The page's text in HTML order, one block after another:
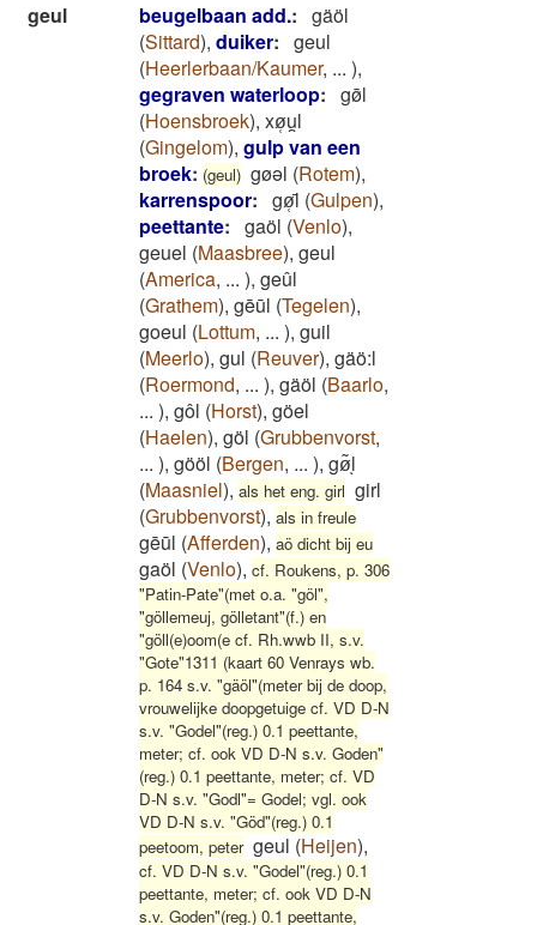
geul
beugelbaan add.: gäöl
(Sittard), duiker: geul
(Heerlerbaan/Kaumer, ... ),
gegraven waterloop: gø̄l
(Hoensbroek), xø̜u̯l
(Gingelom), gulp van een
broek: (geul) gøəl (Rotem),
karrenspoor: gø̜̄l (Gulpen),
peettante: gaöl (Venlo),
geuel (Maasbree), geul
(America, ... ), geûl
(Grathem), gēūl (Tegelen),
goeul (Lottum, ... ), guil
(Meerlo), gul (Reuver), gäö:l
(Roermond, ... ), gäöl (Baarlo,
... ), gôl (Horst), göel
(Haelen), göl (Grubbenvorst,
... ), gööl (Bergen, ... ), gø͂ͅl
(Maasniel), als het eng. girl girl
(Grubbenvorst), als in freule
gēūl (Afferden), aö dicht bij eu
gaöl (Venlo), cf. Roukens, p. 306
"Patin-Pate"(met o.a. "göl",
"göllemeuj, gölletant"(f.) en
"göll(e)oom(e cf. Rh.wwb II, s.v.
"Gote"1311 (kaart 60 Venrays wb.
p. 164 s.v. "gäöl"(meter bij de doop,
vrouwelijke doopgetuige cf. VD D-N
s.v. "Godel"(reg.) 0.1 peettante,
meter; cf. ook VD D-N s.v. Goden"
(reg.) 0.1 peettante, meter; cf. VD
D-N s.v. "Godl"= Godel; vgl. ook
VD D-N s.v. "Göd"(reg.) 0.1
peetoom, peter geul (Heijen),
cf. VD D-N s.v. "Godel"(reg.) 0.1
peettante, meter; cf. ook VD D-N
s.v. Goden"(reg.) 0.1 peettante,